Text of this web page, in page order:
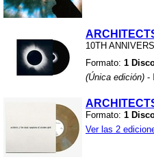
10TH
Formato: 1
(Única edición) -
Formato: 1
Ver las 2